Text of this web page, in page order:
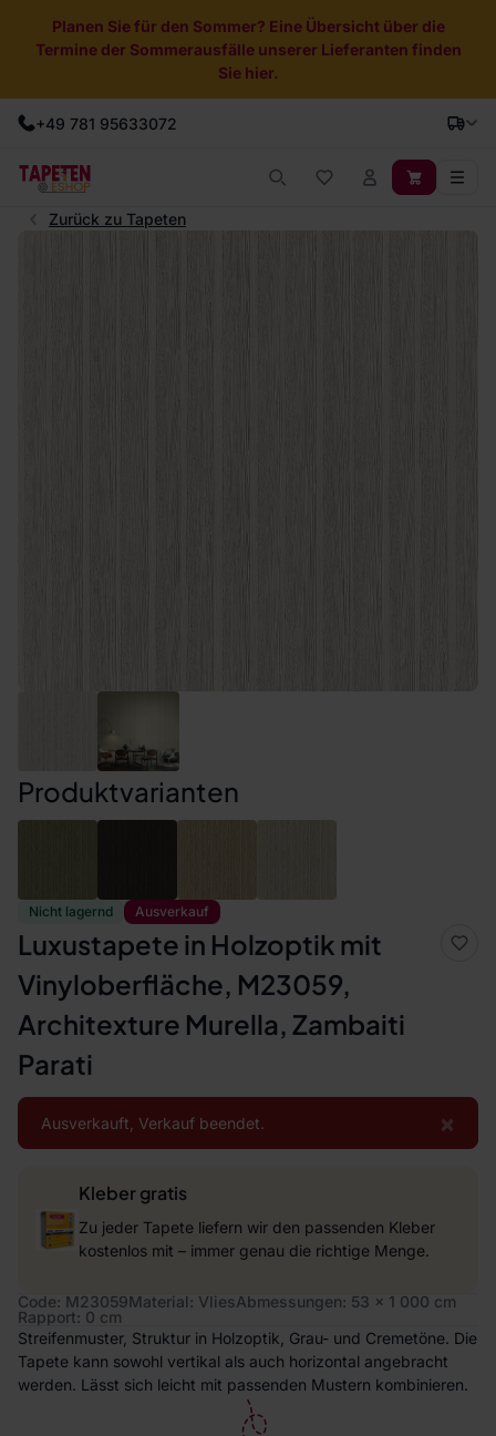
Planen Sie für den Sommer? Eine Übersicht über die
Termine der Sommerausfälle unserer Lieferanten finden
Sie hier.
+49 781 95633072
Zurück zu Tapeten
Nicht lagernd Ausverkauf
Luxustapete in Holzoptik mit
Vinyloberfläche, M23059,
Architexture Murella, Zambaiti
Parati
×
Ausverkauft, Verkauf beendet.
Kleber gratis
Zu jeder Tapete liefern wir den passenden Kleber
kostenlos mit – immer genau die richtige Menge.
Code: M23059Material: VliesAbmessungen: 53 x 1 000 cm
Rapport: 0 cm
Streifenmuster, Struktur in Holzoptik, Grau- und Cremetöne. Die
Tapete kann sowohl vertikal als auch horizontal angebracht
werden. Lässt sich leicht mit passenden Mustern kombinieren.
Produktvarianten